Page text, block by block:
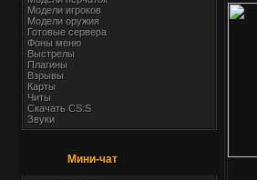
Модели игроков
Модели оружия
Готовые сервера
Фоны меню
Выстрелы
Плагины
Взрывы
Карты
Читы
Скачать CS:S
Звуки
Мини-чат